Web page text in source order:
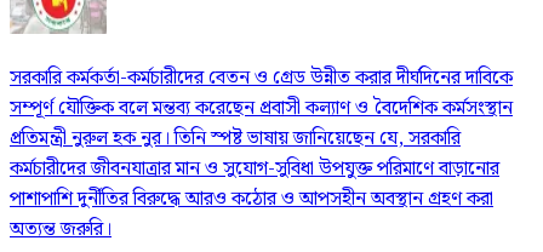
সরকারি কর্মকর্তা-কর্মচারীদের বেতন ও গ্রেড উন্নীত করার দীর্ঘদিনের দাবিকে
সম্পূর্ণ যৌক্তিক বলে মন্তব্য করেছেন প্রবাসী কল্যাণ ও বৈদেশিক কর্মসংস্থান
প্রতিমন্ত্রী নুরুল হক নুর। তিনি স্পষ্ট ভাষায় জানিয়েছেন যে, সরকারি
কর্মচারীদের জীবনযাত্রার মান ও সুযোগ-সুবিধা উপযুক্ত পরিমাণে বাড়ানোর
পাশাপাশি দুর্নীতির বিরুদ্ধে আরও কঠোর ও আপসহীন অবস্থান গ্রহণ করা
অত্যন্ত জরুরি।